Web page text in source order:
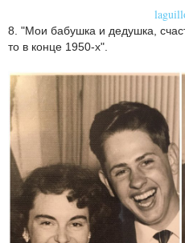
8. "Мои бабушка и дедушка,
то в конце 1950-х".